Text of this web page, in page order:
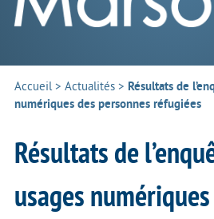
Accueil> Actualités > Résultats de
numériques des personnes réfugiées
Résultats de
usages